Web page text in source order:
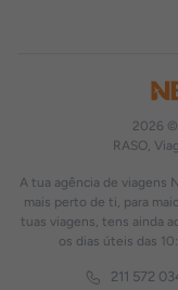
2026 ©
RASO,
A tua agência de viagens
mais perto de ti, para
tuas viagens, tens ainda
os dias úteis das
211 572